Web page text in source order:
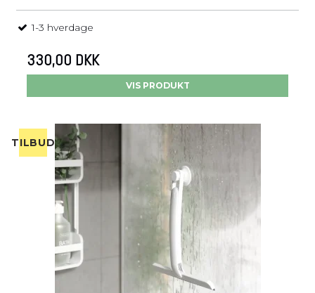
1-3 hverdage
330,00 DKK
VIS PRODUKT
TILBUD